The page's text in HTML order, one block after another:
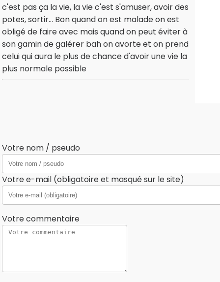
c'est pas ça la vie, la vie c'est s'amuser, avoir des
potes, sortir... Bon quand on est malade on est
obligé de faire avec mais quand on peut éviter à
son gamin de galérer bah on avorte et on prend
celui qui aura le plus de chance d'avoir une vie la
plus normale possible
Votre nom / pseudo
Votre e-mail (obligatoire et masqué sur le site)
Votre commentaire